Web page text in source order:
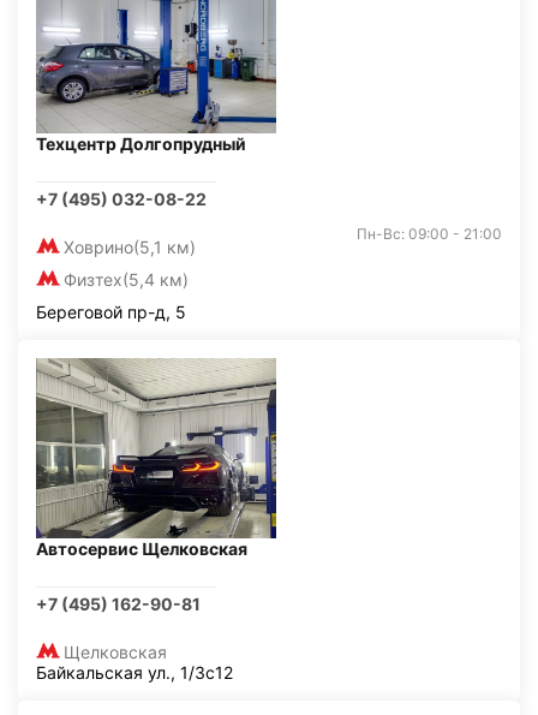
Техцентр Долгопрудный
+7 (495) 032-08-22
Ховрино(5,1 км)
Физтех(5,4 км)
Пн-Вс: 09:00 - 21:00
Береговой пр-д, 5
Автосервис Щелковская
+7 (495) 162-90-81
Щелковская
Байкальская ул., 1/3с12